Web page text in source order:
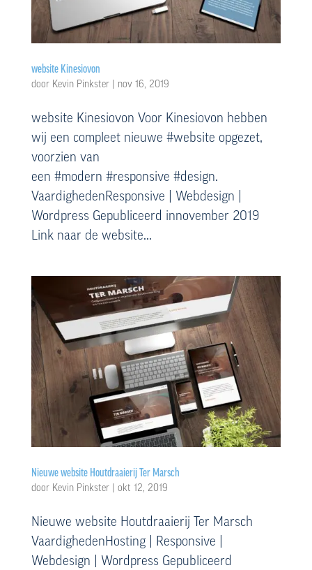
website Kinesiovon
door Kevin Pinkster| nov 16, 2019
website Kinesiovon Voor Kinesiovon hebben
wij een compleet nieuwe #website opgezet,
voorzien van
een #modern #responsive #design.
VaardighedenResponsive | Webdesign |
Wordpress Gepubliceerd innovember 2019
Link naar de website...
Nieuwe website Houtdraaierij Ter Marsch
door Kevin Pinkster| okt 12, 2019
Nieuwe website Houtdraaierij Ter Marsch
VaardighedenHosting | Responsive |
Webdesign | Wordpress Gepubliceerd